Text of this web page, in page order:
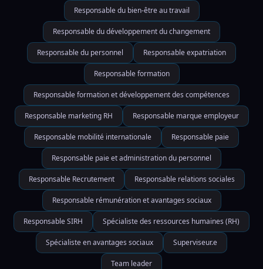
Responsable du bien-être au travail
Responsable du développement du changement
Responsable du personnel Responsable expatriation
Responsable formation
Responsable formation et développement des compétences
Responsable marketing RH Responsable marque employeur
Responsable mobilité internationale Responsable paie
Responsable paie et administration du personnel
Responsable Recrutement Responsable relations sociales
Responsable rémunération et avantages sociaux
Responsable SIRH Spécialiste des ressources humaines (RH)
Spécialiste en avantages sociaux Superviseur.e
Team leader